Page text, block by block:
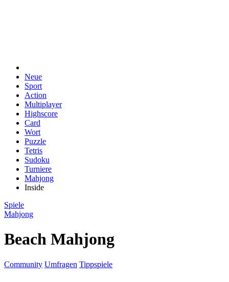
Neue
Sport
Action
Multiplayer
Highscore
Card
Wort
Puzzle
Tetris
Sudoku
Turniere
Mahjong
Inside
Spiele
Mahjong
Beach Mahjong
Community Umfragen Tippspiele